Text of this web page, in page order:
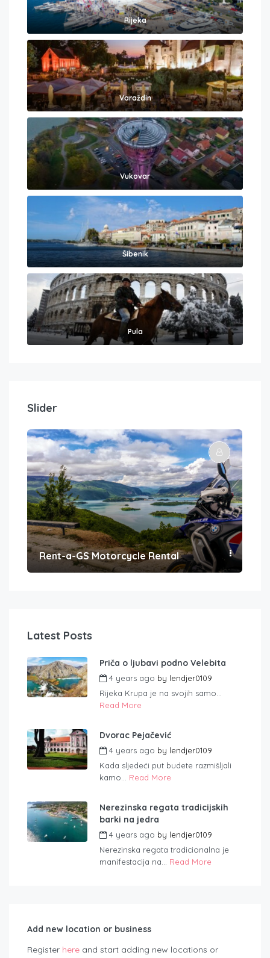
Rijeka
Varaždin
Vukovar
Šibenik
Pula
Slider
Rent-a-GS Motorcycle Rental
Latest Posts
Priča o ljubavi podno Velebita
4 years ago by lendjer0109
Rijeka Krupa je na svojih samo...
Read More
Dvorac Pejačević
4 years ago by lendjer0109
Kada sljedeći put budete razmišljali
kamo... Read More
Nerezinska regata tradicijskih
barki na jedra
4 years ago by lendjer0109
Nerezinska regata tradicionalna je
manifestacija na... Read More
Add new location or business
Register here and start adding new locations or